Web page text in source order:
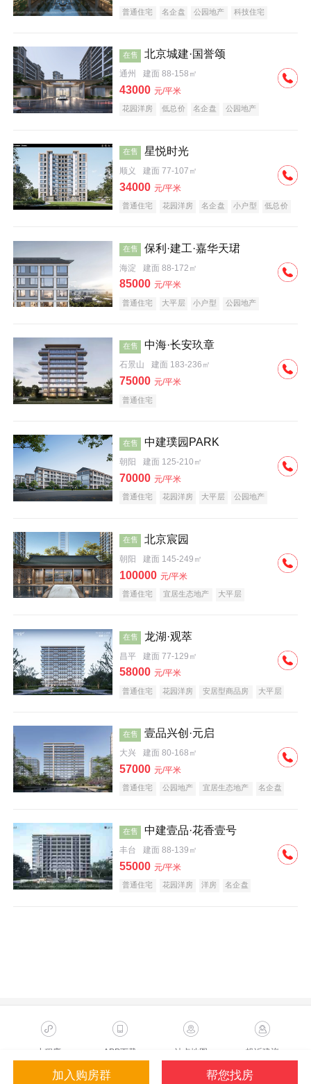
普通住宅 名企盘 公园地产 科技住宅
在售 北京城建·国誉颂
通州 建面 88-158㎡
43000 元/平米
花园洋房 低总价 名企盘 公园地产
在售 星悦时光
顺义 建面 77-107㎡
34000 元/平米
普通住宅 花园洋房 名企盘 小户型 低总价
在售 保利·建工·嘉华天珺
海淀 建面 88-172㎡
85000 元/平米
普通住宅 大平层 小户型
公园地产
在售 中海·长安玖章
石景山 建面 183-236㎡
75000 元/平米
普通住宅
在售 中建璞园PARK
朝阳 建面 125-210㎡
70000 元/平米
普通住宅 花园洋房 大平层
公园地产
在售 北京宸园
朝阳 建面 145-249㎡
100000 元/平米
普通住宅 宜居生态地产 大平层
在售 龙湖·观萃
昌平 建面 77-129㎡
58000 元/平米
普通住宅 花园洋房 安居型商品房
大平层
在售 壹品兴创·元启
大兴 建面 80-168㎡
57000 元/平米
普通住宅 公园地产 宜居生态地产 名企盘
在售 中建壹品·花香壹号
丰台 建面 88-139㎡
55000 元/平米
普通住宅 花园洋房 洋房 名企盘
加入购房群 帮您找房
小程序 APP下载 站点地图 投诉建议